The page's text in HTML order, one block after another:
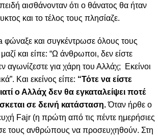
αισθάνονταν ότι ο θάνατος θα ήταν
και το τέλος τους πλησίαζε.
φώναξε και συγκέντρωσε όλους τους
και είπε: “Ω άνθρωποι, δεν είστε
αγωνίζεστε για χάρη του Αλλάχ; Εκείνοι
Και εκείνος είπε: “Τότε να είστε
ο Αλλάχ δεν θα εγκαταλείψει ποτέ
σε δεινή κατάσταση.Όταν ήρθε ο
Fajr (η πρώτη από τις πέντε ημερήσιες
τους ανθρώπους να προσευχηθούν. Στη